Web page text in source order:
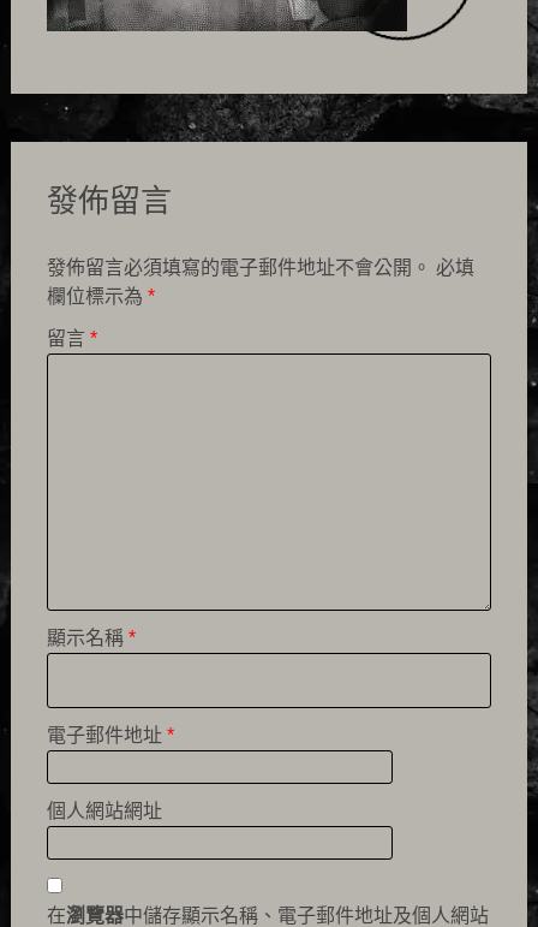
發佈留言
發佈留言必須填寫的電子郵件地址不會公開。 必填
欄位標示為 *
留言 *
顯示名稱 *
電子郵件地址 *
個人網站網址
在瀏覽器中儲存顯示名稱、電子郵件地址及個人網站